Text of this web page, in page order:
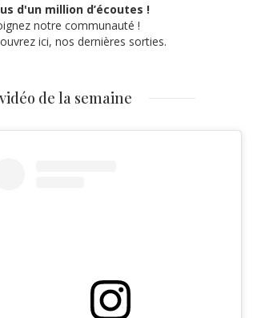
d'un million d’écoutes !
notre communauté !
ici, nos dernières sorties.
de la semaine